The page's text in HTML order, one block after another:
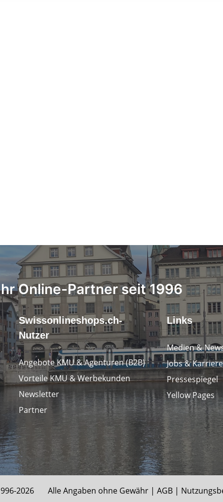
Online-Partner seit 1996
Swissonlineshops.ch-
Nutzer
Angebote KMU & Agenturen (B2B)
Vorteile KMU & Werbekunden
Newsletter
Partner
Links
Medien &
Jobs & Karriere
Pressespiegel
Yellow Pages
2026 Alle Angaben ohne Gewähr | AGB |